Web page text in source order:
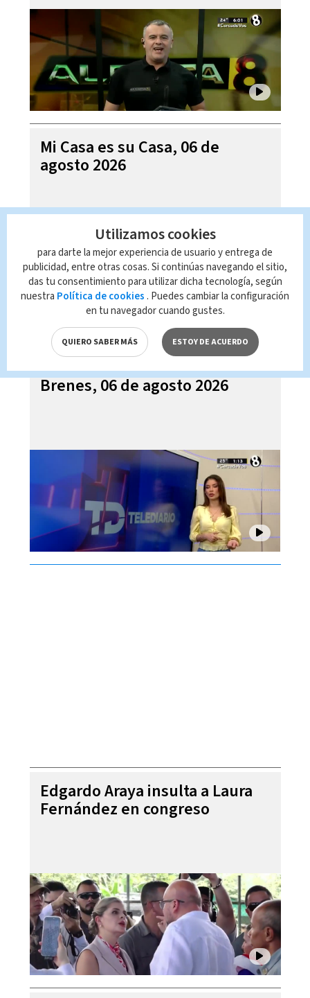
Mi Casa es su Casa, 06 de
agosto 2026
Telediario En Directo con Paula
Brenes, 06 de agosto 2026
Edgardo Araya insulta a Laura
Fernández en congreso
Utilizamos cookies
para darte la mejor experiencia de usuario y entrega de
publicidad, entre otras cosas. Si continúas navegando el sitio,
das tu consentimiento para utilizar dicha tecnología, según
nuestra Política de cookies . Puedes cambiar la configuración
en tu navegador cuando gustes.
QUIERO SABER MÁS ESTOY DE ACUERDO